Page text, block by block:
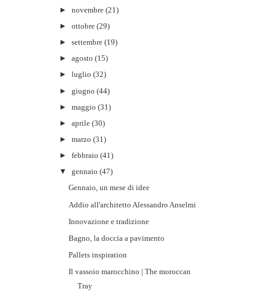
►novembre (21)
►ottobre (29)
►settembre (19)
►agosto (15)
►luglio (32)
►giugno (44)
►maggio (31)
►aprile (30)
►marzo (31)
►febbraio (41)
▼
gennaio (47)
Gennaio, un mese di idee
Addio all'architetto Alessandro Anselmi
Innovazione e tradizione
Bagno, la doccia a pavimento
Pallets inspiration
Il vassoio marocchino | The moroccan
Tray